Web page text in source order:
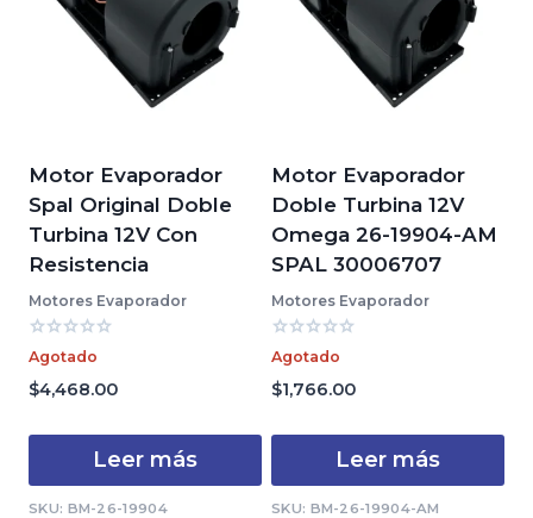
Motor Evaporador
Spal Original Doble
Turbina 12V Con
Resistencia
Motores Evaporador
Valorado
con
0
de
Agotado
$4,468.00
Leer más
SKU: BM-26-19904
Motor Evaporador
Doble Turbina 12V
Omega 26-19904-AM
SPAL 30006707
Motores Evaporador
Valorado
con
0
de
Agotado
$1,766.00
Leer más
SKU: BM-26-19904-AM